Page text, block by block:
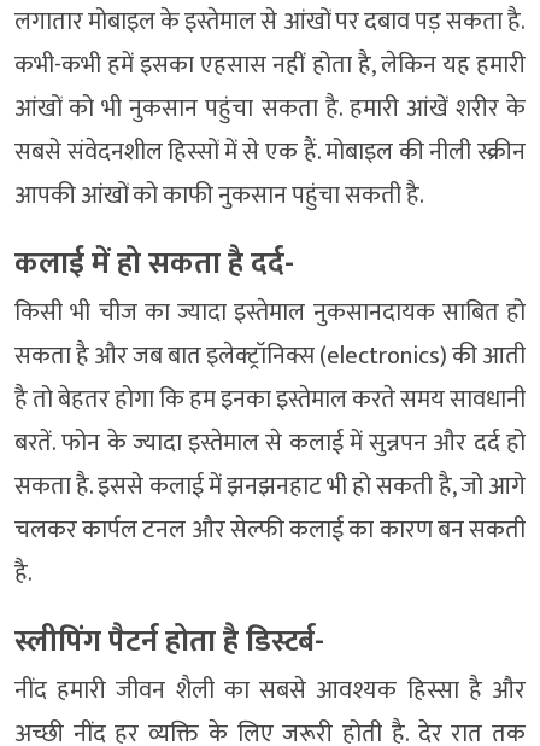
लगातार मोबाइल के इस्तेमाल से आंखों पर दबाव पड़ सकता है.
कभी-कभी हमें इसका एहसास नहीं होता है, लेकिन यह हमारी
आंखों को भी नुकसान पहुंचा सकता है. हमारी आंखें शरीर के
सबसे संवेदनशील हिस्सों में से एक हैं. मोबाइल की नीली स्क्रीन
आपकी आंखों को काफी नुकसान पहुंचा सकती है.
कलाई में हो सकता है दर्द-
किसी भी चीज का ज्यादा इस्तेमाल नुकसानदायक साबित हो
सकता है और जब बात इलेक्ट्रॉनिक्स (electronics) की आती
है तो बेहतर होगा कि हम इनका इस्तेमाल करते समय सावधानी
बरतें. फोन के ज्यादा इस्तेमाल से कलाई में सुन्नपन और दर्द हो
सकता है. इससे कलाई में झनझनहाट भी हो सकती है, जो आगे
चलकर कार्पल टनल और सेल्फी कलाई का कारण बन सकती
है.
स्लीपिंग पैटर्न होता है डिस्टर्ब-
नींद हमारी जीवन शैली का सबसे आवश्यक हिस्सा है और
अच्छी नींद हर व्यक्ति के लिए जरूरी होती है. देर रात तक